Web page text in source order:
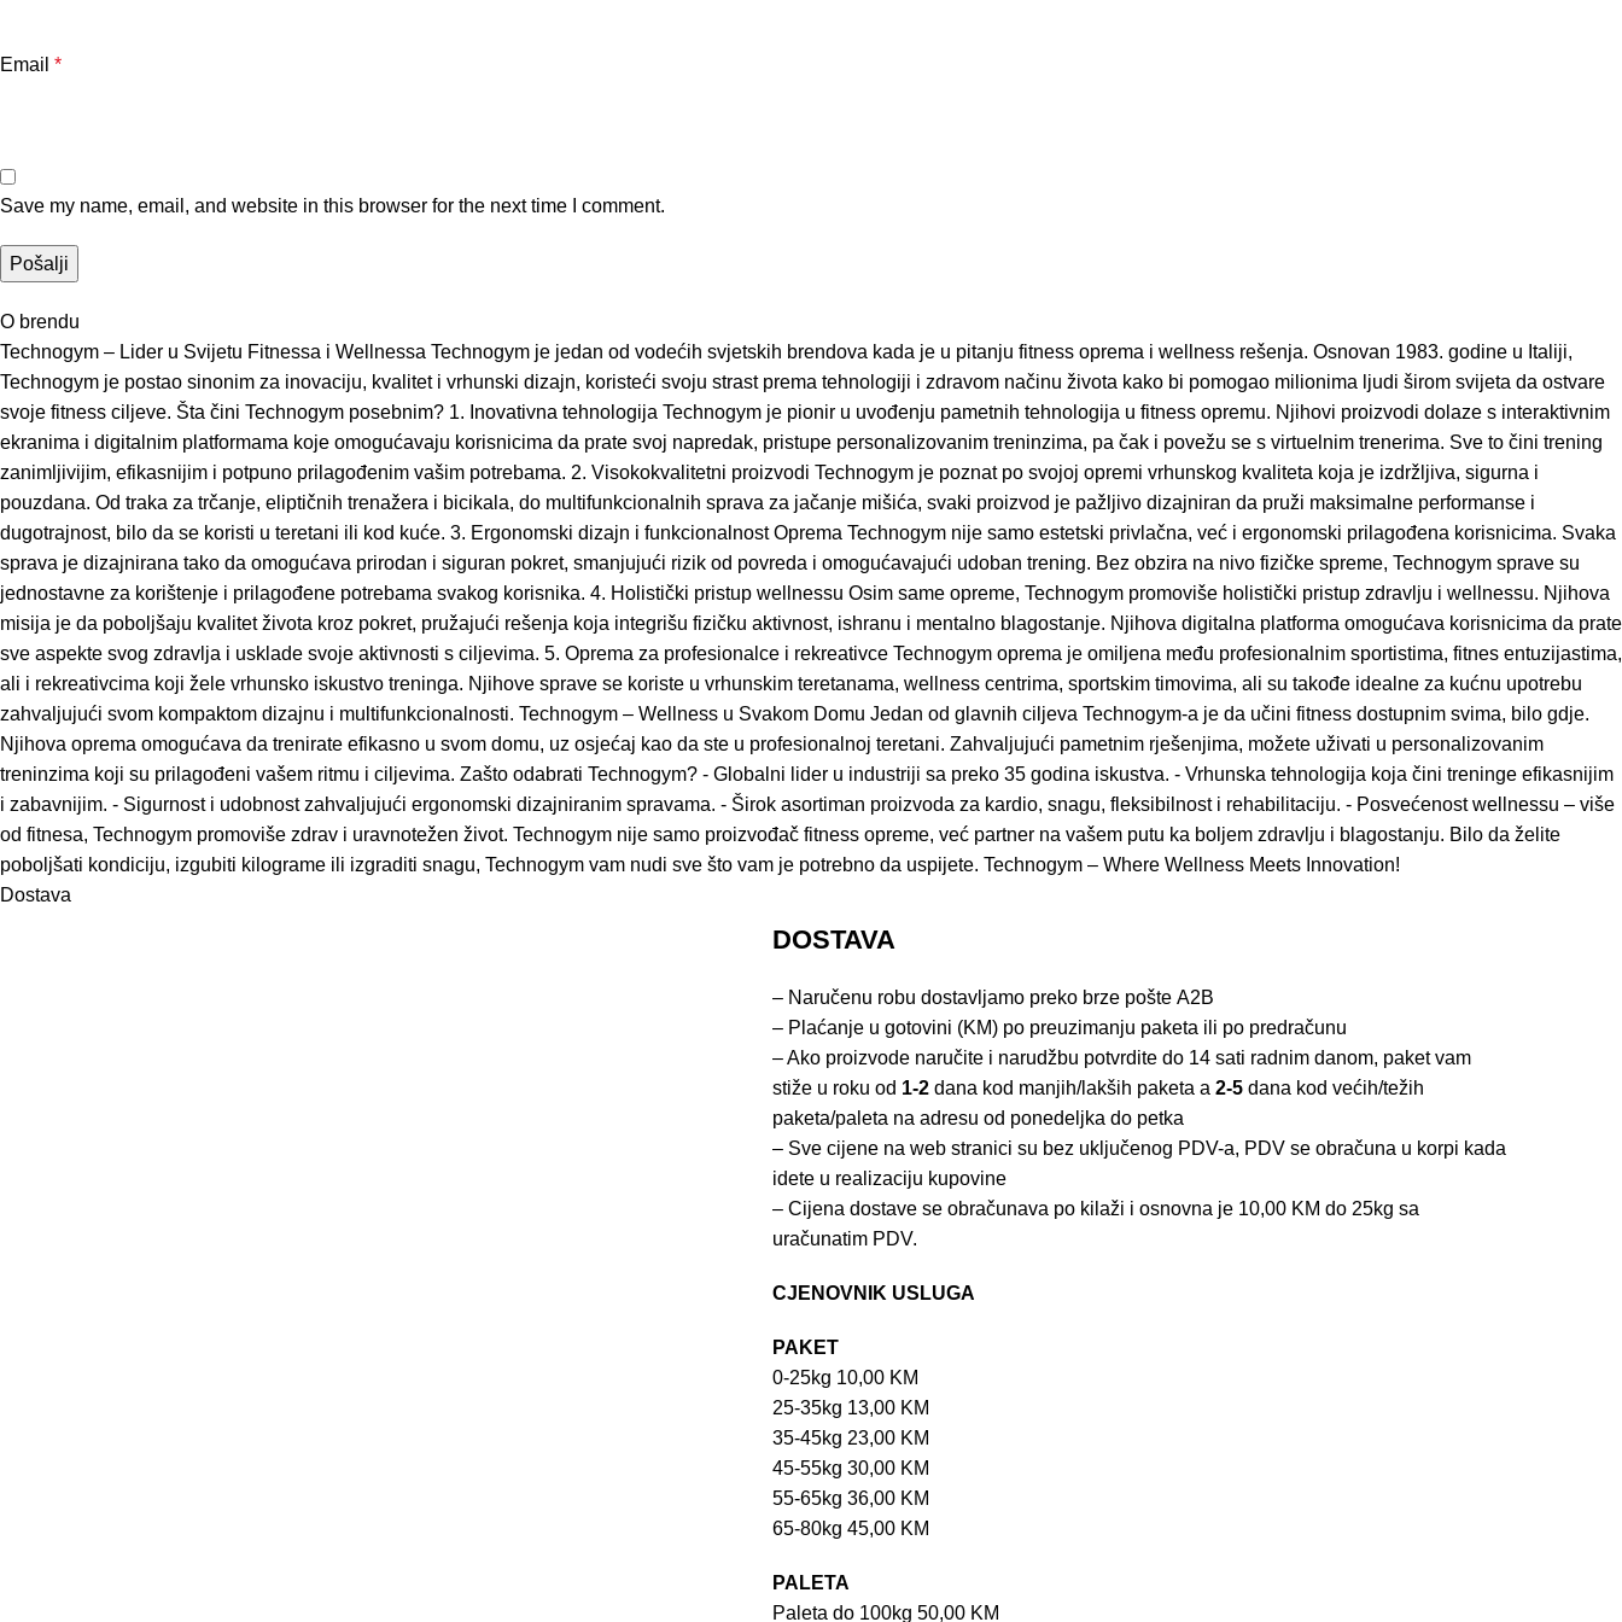
Email *
Save my name, email, and website in this browser for the next time I comment.
O brendu
Technogym – Lider u Svijetu Fitnessa i Wellnessa Technogym je jedan od vodećih svjetskih brendova kada je u pitanju fitness oprema i wellness rešenja. Osnovan 1983. godine u Italiji,
Technogym je postao sinonim za inovaciju, kvalitet i vrhunski dizajn, koristeći svoju strast prema tehnologiji i zdravom načinu života kako bi pomogao milionima ljudi širom svijeta da ostvare
svoje fitness ciljeve. Šta čini Technogym posebnim? 1. Inovativna tehnologija Technogym je pionir u uvođenju pametnih tehnologija u fitness opremu. Njihovi proizvodi dolaze s interaktivnim
ekranima i digitalnim platformama koje omogućavaju korisnicima da prate svoj napredak, pristupe personalizovanim treninzima, pa čak i povežu se s virtuelnim trenerima. Sve to čini trening
zanimljivijim, efikasnijim i potpuno prilagođenim vašim potrebama. 2. Visokokvalitetni proizvodi Technogym je poznat po svojoj opremi vrhunskog kvaliteta koja je izdržljiva, sigurna i
pouzdana. Od traka za trčanje, eliptičnih trenažera i bicikala, do multifunkcionalnih sprava za jačanje mišića, svaki proizvod je pažljivo dizajniran da pruži maksimalne performanse i
dugotrajnost, bilo da se koristi u teretani ili kod kuće. 3. Ergonomski dizajn i funkcionalnost Oprema Technogym nije samo estetski privlačna, već i ergonomski prilagođena korisnicima. Svaka
sprava je dizajnirana tako da omogućava prirodan i siguran pokret, smanjujući rizik od povreda i omogućavajući udoban trening. Bez obzira na nivo fizičke spreme, Technogym sprave su
jednostavne za korištenje i prilagođene potrebama svakog korisnika. 4. Holistički pristup wellnessu Osim same opreme, Technogym promoviše holistički pristup zdravlju i wellnessu. Njihova
misija je da poboljšaju kvalitet života kroz pokret, pružajući rešenja koja integrišu fizičku aktivnost, ishranu i mentalno blagostanje. Njihova digitalna platforma omogućava korisnicima da prate
sve aspekte svog zdravlja i usklade svoje aktivnosti s ciljevima. 5. Oprema za profesionalce i rekreativce Technogym oprema je omiljena među profesionalnim sportistima, fitnes entuzijastima,
ali i rekreativcima koji žele vrhunsko iskustvo treninga. Njihove sprave se koriste u vrhunskim teretanama, wellness centrima, sportskim timovima, ali su takođe idealne za kućnu upotrebu
zahvaljujući svom kompaktom dizajnu i multifunkcionalnosti. Technogym – Wellness u Svakom Domu Jedan od glavnih ciljeva Technogym-a je da učini fitness dostupnim svima, bilo gdje.
Njihova oprema omogućava da trenirate efikasno u svom domu, uz osjećaj kao da ste u profesionalnoj teretani. Zahvaljujući pametnim rješenjima, možete uživati u personalizovanim
treninzima koji su prilagođeni vašem ritmu i ciljevima. Zašto odabrati Technogym? - Globalni lider u industriji sa preko 35 godina iskustva. - Vrhunska tehnologija koja čini treninge efikasnijim
i zabavnijim. - Sigurnost i udobnost zahvaljujući ergonomski dizajniranim spravama. - Širok asortiman proizvoda za kardio, snagu, fleksibilnost i rehabilitaciju. - Posvećenost wellnessu – više
od fitnesa, Technogym promoviše zdrav i uravnotežen život. Technogym nije samo proizvođač fitness opreme, već partner na vašem putu ka boljem zdravlju i blagostanju. Bilo da želite
poboljšati kondiciju, izgubiti kilograme ili izgraditi snagu, Technogym vam nudi sve što vam je potrebno da uspijete. Technogym – Where Wellness Meets Innovation!
Dostava
DOSTAVA
– Naručenu robu dostavljamo preko brze pošte A2B
– Plaćanje u gotovini (KM) po preuzimanju paketa ili po predračunu
– Ako proizvode naručite i narudžbu potvrdite do 14 sati radnim danom, paket vam
stiže u roku od 1-2 dana kod manjih/lakših paketa a 2-5 dana kod većih/težih
paketa/paleta na adresu od ponedeljka do petka
– Sve cijene na web stranici su bez uključenog PDV-a, PDV se obračuna u korpi kada
idete u realizaciju kupovine
– Cijena dostave se obračunava po kilaži i osnovna je 10,00 KM do 25kg sa
uračunatim PDV.
CJENOVNIK USLUGA
PAKET
0-25kg 10,00 KM
25-35kg 13,00 KM
35-45kg 23,00 KM
45-55kg 30,00 KM
55-65kg 36,00 KM
65-80kg 45,00 KM
PALETA
Paleta do 100kg 50,00 KM